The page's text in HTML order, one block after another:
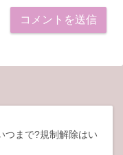
つまで?規制解除はい